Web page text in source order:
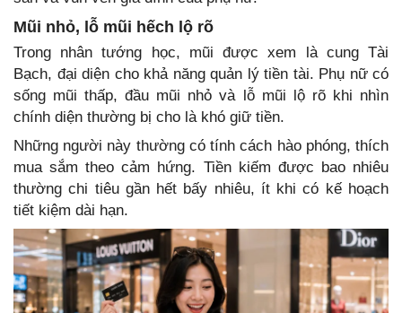
Mũi nhỏ, lỗ mũi hếch lộ rõ
Trong nhân tướng học, mũi được xem là cung Tài
Bạch, đại diện cho khả năng quản lý tiền tài. Phụ nữ có
sống mũi thấp, đầu mũi nhỏ và lỗ mũi lộ rõ khi nhìn
chính diện thường bị cho là khó giữ tiền.
Những người này thường có tính cách hào phóng, thích
mua sắm theo cảm hứng. Tiền kiếm được bao nhiêu
thường chi tiêu gần hết bấy nhiêu, ít khi có kế hoạch
tiết kiệm dài hạn.